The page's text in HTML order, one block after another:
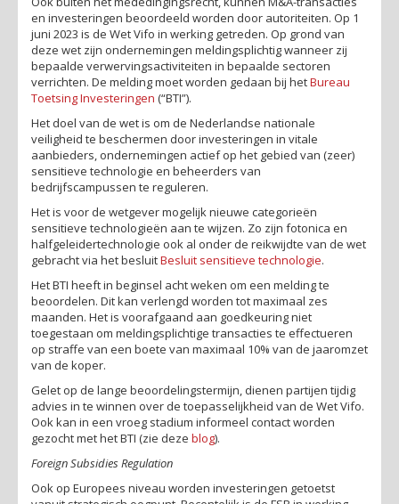
en investeringen beoordeeld worden door autoriteiten. Op 1
juni 2023 is de Wet Vifo in werking getreden. Op grond van
deze wet zijn ondernemingen meldingsplichtig wanneer zij
bepaalde verwervingsactiviteiten in bepaalde sectoren
verrichten. De melding moet worden gedaan bij hetBureau
Toetsing Investeringen (“BTI”).
Het doel van de wet is om de Nederlandse nationale
veiligheid te beschermen door investeringen in vitale
aanbieders, ondernemingen actief op het gebied van (zeer)
sensitieve technologie en beheerders van
bedrijfscampussen te reguleren.
Het is voor de wetgever mogelijk nieuwe categorieën
sensitieve technologieën aan te wijzen. Zo zijn fotonica en
halfgeleidertechnologie ook al onder de reikwijdte van de wet
gebracht via het besluitBesluit sensitieve technologie.
Het BTI heeft in beginsel acht weken om een melding te
beoordelen. Dit kan verlengd worden tot maximaal zes
maanden. Het is voorafgaand aan goedkeuring niet
toegestaan om meldingsplichtige transacties te effectueren
op straffe van een boete van maximaal 10% van de jaaromzet
van de koper.
Gelet op de lange beoordelingstermijn, dienen partijen tijdig
advies in te winnen over de toepasselijkheid van de Wet Vifo.
Ook kan in een vroeg stadium informeel contact worden
gezocht met het BTI (zie deze blog).
Foreign Subsidies Regulation
Ook op Europees niveau worden investeringen getoetst